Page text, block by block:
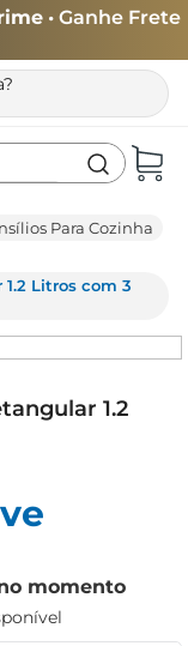
• Ganhe Frete
Para Cozinha
Litros com 3
1.2
momento